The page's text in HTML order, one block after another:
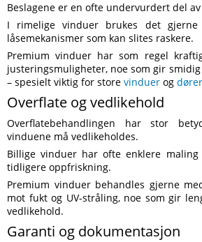
Beslagene er en ofte undervurdert del
I rimelige vinduer brukes det gjerne
låsemekanismer som kan slites raskere.
Premium vinduer har som regel
justeringsmuligheter, noe som gir
– spesielt viktig for store vinduer og dører
Overflate og vedlikehold
Overflatebehandlingen har stor
vinduene må vedlikeholdes.
Billige vinduer har ofte enklere
tidligere oppfriskning.
Premium vinduer behandles gjerne
mot fukt og UV-stråling, noe som gir
vedlikehold.
Garanti og dokumentasjon